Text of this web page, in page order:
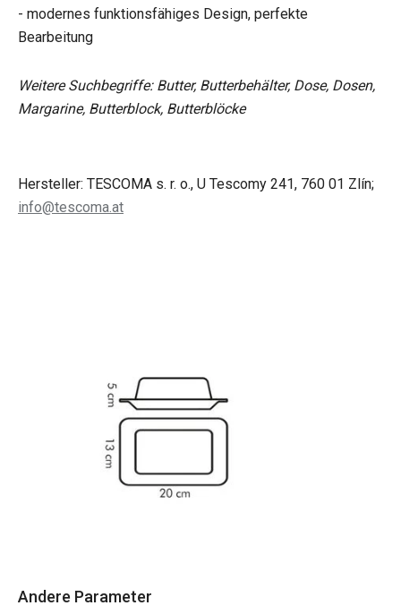
- modernes funktionsfähiges Design, perfekte
Bearbeitung
Weitere Suchbegriffe: Butter, Butterbehälter, Dose, Dosen,
Margarine, Butterblock, Butterblöcke
Hersteller: TESCOMA s. r. o., U Tescomy 241, 760 01 Zlín;
info@tescoma.at
Andere Parameter